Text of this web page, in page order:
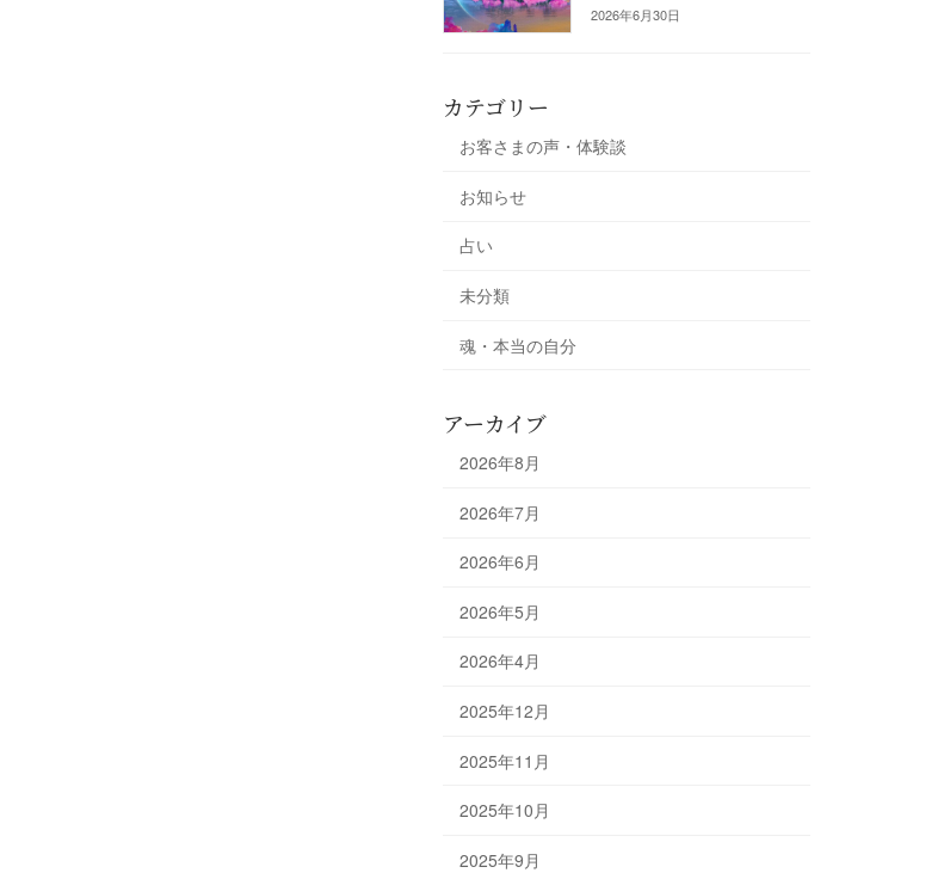
2026年6月30日
カテゴリー
お客さまの声・体験談
お知らせ
占い
未分類
魂・本当の自分
アーカイブ
2026年8月
2026年7月
2026年6月
2026年5月
2026年4月
2025年12月
2025年11月
2025年10月
2025年9月